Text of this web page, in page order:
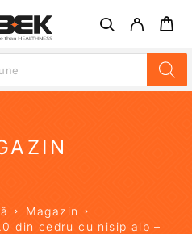
Magazin
din cedru cu nisip alb –